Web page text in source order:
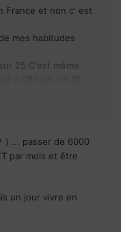
France et non c' est
mes habitudes
25 C'est même
Pis
ça n a
aussi l équivalent
) ... passer de 6000
par mois et être
un jour vivre en